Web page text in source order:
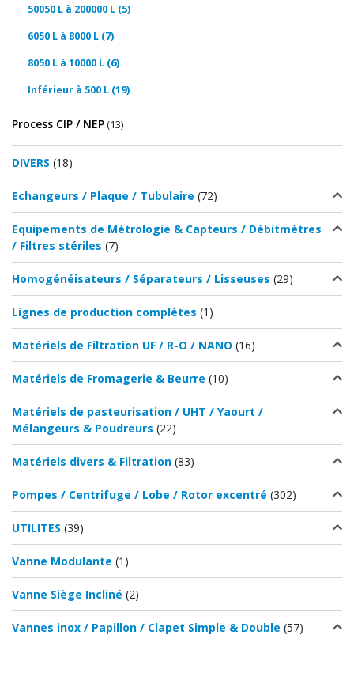
50050 L à 200000 L (5)
6050 L à 8000 L (7)
8050 L à 10000 L (6)
Inférieur à 500 L (19)
Process CIP / NEP(13)
DIVERS (18)
Echangeurs / Plaque / Tubulaire (72)
Equipements de Métrologie & Capteurs / Débitmètres
/ Filtres stériles (7)
Homogénéisateurs / Séparateurs / Lisseuses (29)
Lignes de production complètes (1)
Matériels de Filtration UF / R-O / NANO (16)
Matériels de Fromagerie & Beurre (10)
Matériels de pasteurisation / UHT / Yaourt /
Mélangeurs & Poudreurs (22)
Matériels divers & Filtration (83)
Pompes / Centrifuge / Lobe / Rotor excentré (302)
UTILITES (39)
Vanne Modulante (1)
Vanne Siège Incliné (2)
Vannes inox / Papillon / Clapet Simple & Double (57)